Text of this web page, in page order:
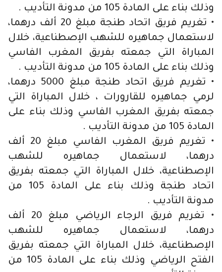
وذلك بناء على المادة 105 من مدونة التأديب .
• تغريم فريق اتحاد طنجة مبلغ 20 ألف درهما،
لاستعمال جماهيره للشهب الإصطناعية، خلال
المباراة التي جمعته بفريق المغرب الفاسي
وذلك بناء على المادة 105 من مدونة التأديب .
• تغريم فريق اتحاد طنجة مبلغ 5000 درهما،
لرمي جماهيره للقارورات ، خلال المباراة التي
جمعته بفريق المغرب الفاسي وذلك بناء على
المادة 105 من مدونة التأديب .
• تغريم فريق المغرب الفاسي مبلغ 20 ألف
درهما، لاستعمال جماهيره للشهب
الإصطناعية، خلال المباراة التي جمعته بفريق
اتحاد طنجة وذلك بناء على المادة 105 من
مدونة التأديب .
• تغريم فريق الرجاء الرياضي مبلغ 20 ألف
درهما، لاستعمال جماهيره للشهب
الإصطناعية، خلال المباراة التي جمعته بفريق
الفتح الرياضي وذلك بناء على المادة 105 من